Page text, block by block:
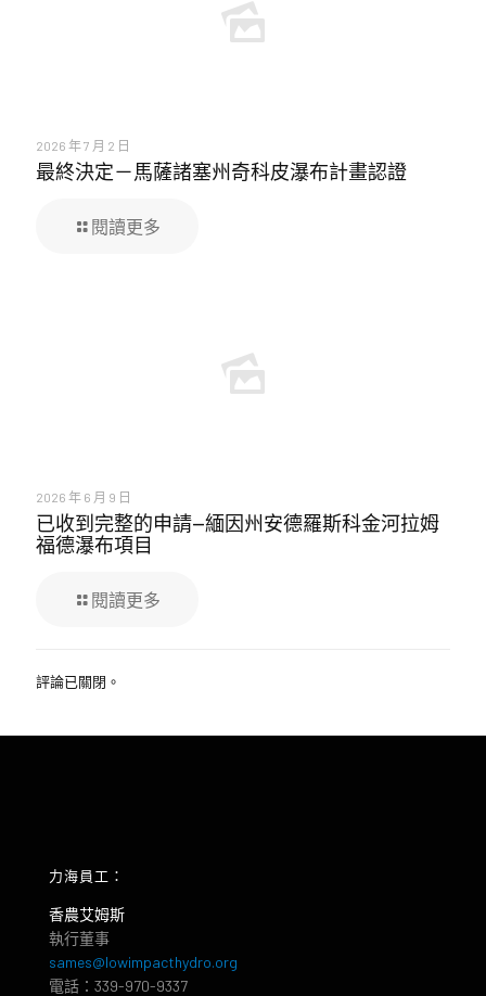
2026 年 7 月 2 日
最終決定－馬薩諸塞州奇科皮瀑布計畫認證
閱讀更多
2026 年 6 月 9 日
已收到完整的申請—緬因州安德羅斯科金河拉姆
福德瀑布項目
閱讀更多
評論已關閉。
力海員工：
香農艾姆斯
執行董事
sames@lowimpacthydro.org
電話：339-970-9337